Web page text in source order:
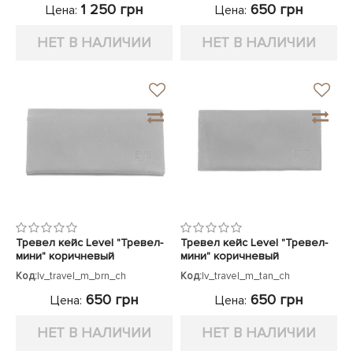
Цена: 1 250 грн
НЕТ В НАЛИЧИИ
Цена: 650 грн
НЕТ В НАЛИЧИИ
Тревел кейс Level "Тревел-
мини" коричневый
Код:lv_travel_m_brn_ch
Цена: 650 грн
НЕТ В НАЛИЧИИ
Тревел кейс Level "Тревел-
мини" коричневый
Код:lv_travel_m_tan_ch
Цена: 650 грн
НЕТ В НАЛИЧИИ